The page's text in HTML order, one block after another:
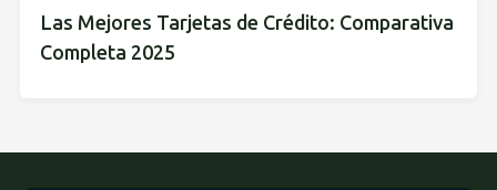
Las Mejores Tarjetas de Crédito: Comparativa
Completa 2025